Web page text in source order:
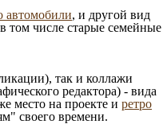
автомобили, и другой вид
числе старые семейные
так и коллажи
редактора) - вида
место на проекте и ретро
своего времени.